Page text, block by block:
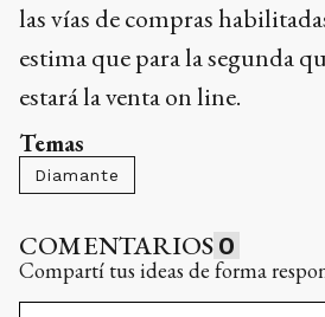
las vías de compras
estima que para la segunda
estará la venta on line.
Temas
Diamante
COMENTARIOS 0
Compartí tus ideas de forma